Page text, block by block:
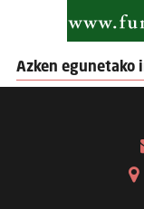
Azken egunetako